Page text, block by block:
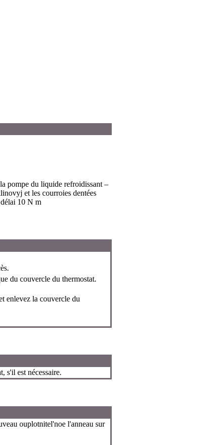
pompe du liquide refroidissant –
et les courroies dentées
10 N m
du couvercle du thermostat.
enlevez la couvercle du
s'il est nécessaire.
ouplotnitel'noe l'anneau sur